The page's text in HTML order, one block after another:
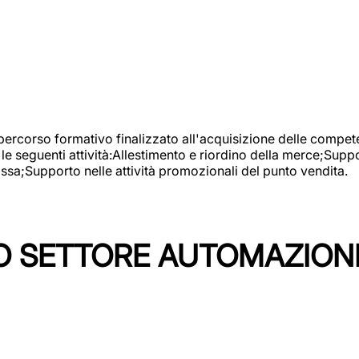
formativo finalizzato all'acquisizione delle
seguenti attività:Allestimento e riordino della
nelle attività promozionali del punto vendita.
SETTORE